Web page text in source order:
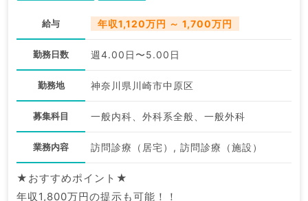
給与 年収1,120万円 ～ 1,700万円
勤務日数 週4.00日〜5.00日
勤務地 神奈川県川崎市中原区
募集科目 一般内科、外科系全般、一般外科
業務内容 訪問診療（居宅）, 訪問診療（施設）
★おすすめポイント★
年収1,800万円の提示も可能！！